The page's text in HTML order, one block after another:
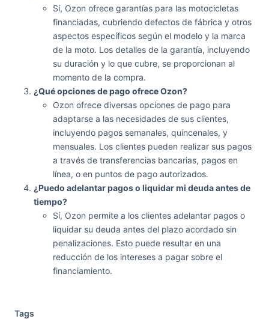
Sí, Ozon ofrece garantías para las motocicletas
financiadas, cubriendo defectos de fábrica y otros
aspectos específicos según el modelo y la marca
de la moto. Los detalles de la garantía, incluyendo
su duración y lo que cubre, se proporcionan al
momento de la compra.
¿Qué opciones de pago ofrece Ozon?
Ozon ofrece diversas opciones de pago para
adaptarse a las necesidades de sus clientes,
incluyendo pagos semanales, quincenales, y
mensuales. Los clientes pueden realizar sus pagos
a través de transferencias bancarias, pagos en
línea, o en puntos de pago autorizados.
¿Puedo adelantar pagos o liquidar mi deuda antes de
tiempo?
Sí, Ozon permite a los clientes adelantar pagos o
liquidar su deuda antes del plazo acordado sin
penalizaciones. Esto puede resultar en una
reducción de los intereses a pagar sobre el
financiamiento.
Tags